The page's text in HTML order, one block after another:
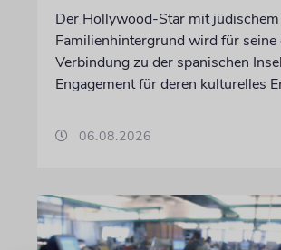
Der Hollywood-Star mit jüdischem
Familienhintergrund wird für seine
Verbindung zu der spanischen
Engagement für deren kulturelles
06.08.2026